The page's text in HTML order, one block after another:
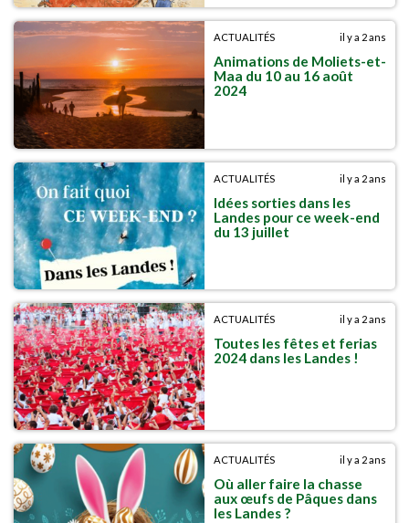
ACTUALITÉS il y a 2 ans
Animations de Moliets-et-
Maa du 10 au 16 août
2024
ACTUALITÉS il y a 2 ans
Idées sorties dans les
Landes pour ce week-end
du 13 juillet
ACTUALITÉS il y a 2 ans
Toutes les fêtes et ferias
2024 dans les Landes !
ACTUALITÉS il y a 2 ans
Où aller faire la chasse
aux œufs de Pâques dans
les Landes ?